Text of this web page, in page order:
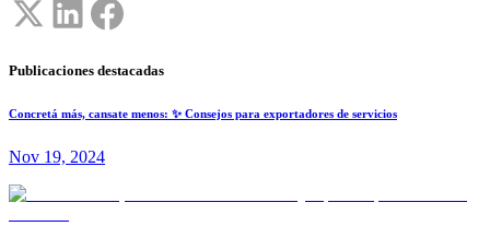
Publicaciones destacadas
Concretá más, cansate menos: ✨ Consejos para exportadores de servicios
Nov 19, 2024